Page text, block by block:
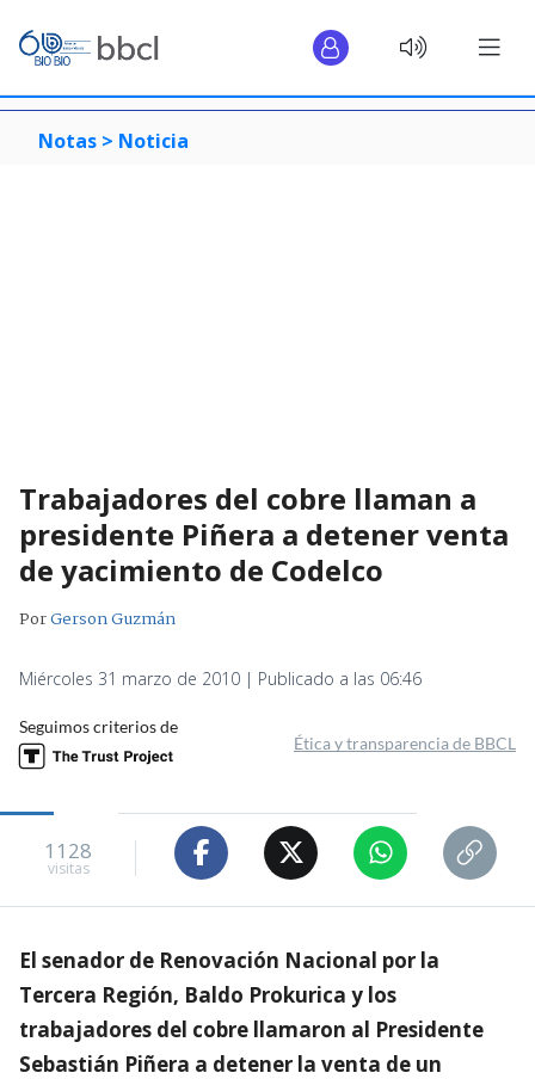
Notas > Noticia
Trabajadores del cobre llaman a
presidente Piñera a detener venta
de yacimiento de Codelco
PorGerson Guzmán
Miércoles 31 marzo de 2010 | Publicado a las 06:46
Seguimos criterios de
Ética y transparencia de BBCL
1128
visitas
El senador de Renovación Nacional por la
Tercera Región, Baldo Prokurica y los
trabajadores del cobre llamaron al Presidente
Sebastián Piñera a detener la venta de un